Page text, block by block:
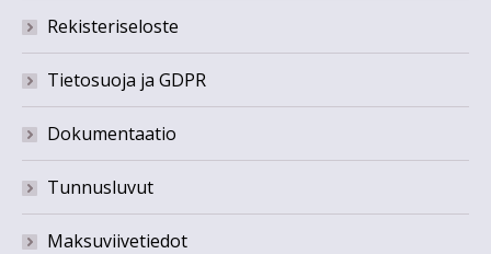
Rekisteriseloste
Tietosuoja ja GDPR
Dokumentaatio
Tunnusluvut
Maksuviivetiedot